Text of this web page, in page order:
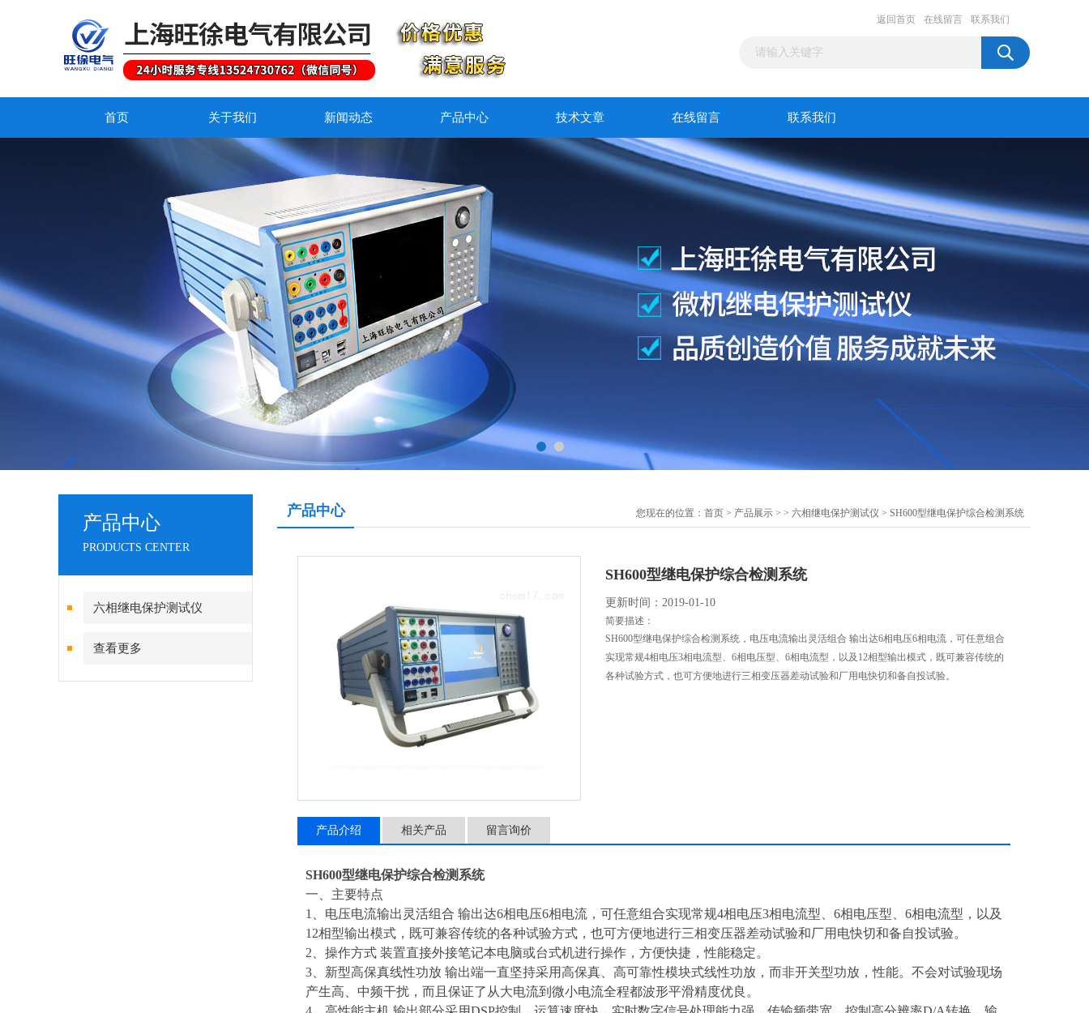
返回首页 在线留言 联系我们
首页 关于我们 新闻动态 产品中心 技术文章 在线留言 联系我们
产品中心
PRODUCTS CENTER
六相继电保护测试仪
查看更多
产品中心 您现在的位置： 首页 > 产品展示 > > 六相继电保护测试仪 > SH600型继电保护综合检测系统
SH600型继电保护综合检测系统
更新时间：2019-01-10
简要描述：
SH600型继电保护综合检测系统，电压电流输出灵活组合 输出达6相电压6相电流，可任意组合
实现常规4相电压3相电流型、6相电压型、6相电流型，以及12相型输出模式，既可兼容传统的
各种试验方式，也可方便地进行三相变压器差动试验和厂用电快切和备自投试验。
产品介绍 相关产品 留言询价
SH600型继电保护综合检测系统
一、主要特点
1、电压电流输出灵活组合 输出达6相电压6相电流，可任意组合实现常规4相电压3相电流型、6相电压型、6相电流型，以及
12相型输出模式，既可兼容传统的各种试验方式，也可方便地进行三相变压器差动试验和厂用电快切和备自投试验。
2、操作方式 装置直接外接笔记本电脑或台式机进行操作，方便快捷，性能稳定。
3、新型高保真线性功放 输出端一直坚持采用高保真、高可靠性模块式线性功放，而非开关型功放，性能。不会对试验现场
产生高、中频干扰，而且保证了从大电流到微小电流全程都波形平滑精度优良。